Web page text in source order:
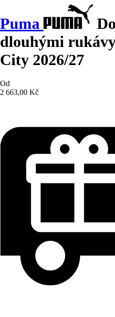
Puma
dlouhými
City 2026/27
Od
2 663,00 Kč